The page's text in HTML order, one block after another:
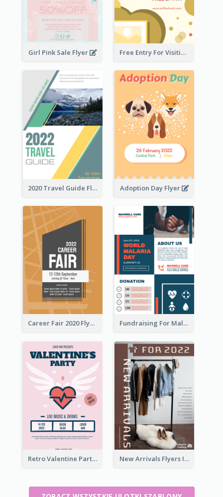
Girl Pink Sale Flyer Free Entry For Visiting Art Fest Flyer
2020 Travel Guide Flyer Adoption Day Flyer
Career Fair 2020 Flyer Fundraising For Malaria Flyer Design
Retro Valentine Party Pink Flyers Design Templates New Arrivals Flyers In In Brown Colour Tone